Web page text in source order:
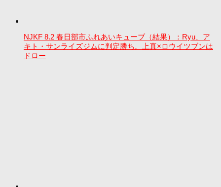
NJKF 8.2 春日部市ふれあいキューブ（結果）：Ryu、ア
キト・サンライズジムに判定勝ち。上真×ロウイツブンは
ドロー